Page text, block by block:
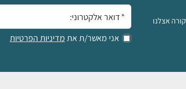
אצלנו
אימייל:
אני מאשר/ת את מדיניות הפרטיות